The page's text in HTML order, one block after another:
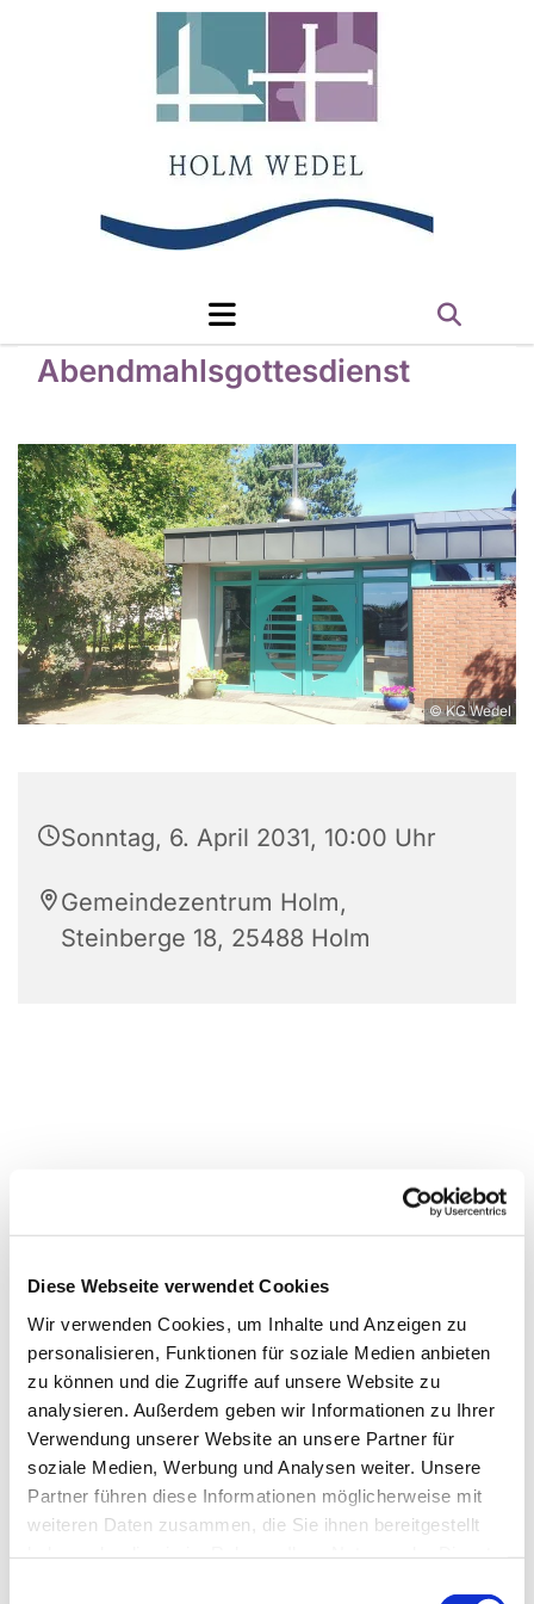
Diese Webseite verwendet Cookies
Wir verwenden Cookies, um Inhalte und Anzeigen zu
personalisieren, Funktionen für soziale Medien anbieten
zu können und die Zugriffe auf unsere Website zu
analysieren. Außerdem geben wir Informationen zu Ihrer
Verwendung unserer Website an unsere Partner für
soziale Medien, Werbung und Analysen weiter. Unsere
Partner führen diese Informationen möglicherweise mit
weiteren Daten zusammen, die Sie ihnen bereitgestellt
Abendmahlsgottesdienst
© KG Wedel
Sonntag, 6. April 2031, 10:00 Uhr
Gemeindezentrum Holm,
Steinberge 18, 25488 Holm
Dies könnte Sie auch
interessieren